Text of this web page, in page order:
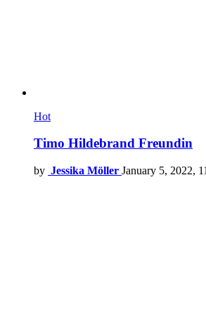
Hot
Timo Hildebrand Freundin
by Jessika Möller January 5, 2022,